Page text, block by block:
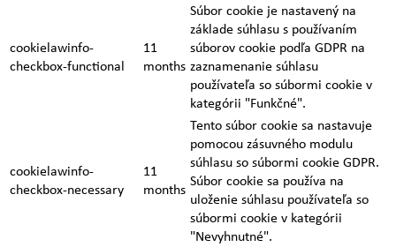
cookielawinfo-
checkbox-functional
11
months
Súbor cookie je nastavený na
základe súhlasu s používaním
súborov cookie podľa GDPR na
zaznamenanie súhlasu
používateľa so súbormi cookie v
kategórii "Funkčné".
cookielawinfo-
checkbox-necessary
11
months
Tento súbor cookie sa nastavuje
pomocou zásuvného modulu
súhlasu so súbormi cookie GDPR.
Súbor cookie sa používa na
uloženie súhlasu používateľa so
súbormi cookie v kategórii
"Nevyhnutné".